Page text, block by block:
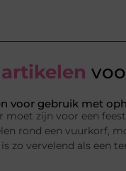
artikelen
voor gebruik met
moet zijn voor een
rond een vuurkorf,
zo vervelend als een